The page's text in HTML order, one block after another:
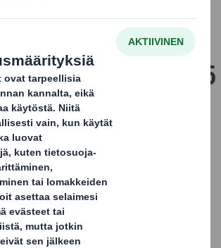
mukana Lepaan
13.-15.8.2026
jälleen Lepaan puutarha-alan
13.-15. elokuuta 2026. Lepaa
puutarha- ja viheralan
jossa kohtaavat alan toimijat,
ja yhteistyökumppanit. Se
uutuuksiin ja vaihdetaan
teemoista.